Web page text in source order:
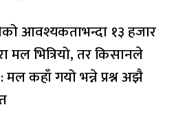
आवश्यकताभन्दा १३ हजार
मल भित्रियो, तर किसानले
मल कहाँ गयो भन्ने प्रश्न अझै